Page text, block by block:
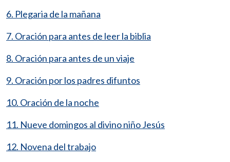
6. Plegaria de la mañana
7. Oración para antes de leer la biblia
8. Oración para antes de un viaje
9. Oración por los padres difuntos
10. Oración de la noche
11. Nueve domingos al divino niño Jesús
12. Novena del trabajo